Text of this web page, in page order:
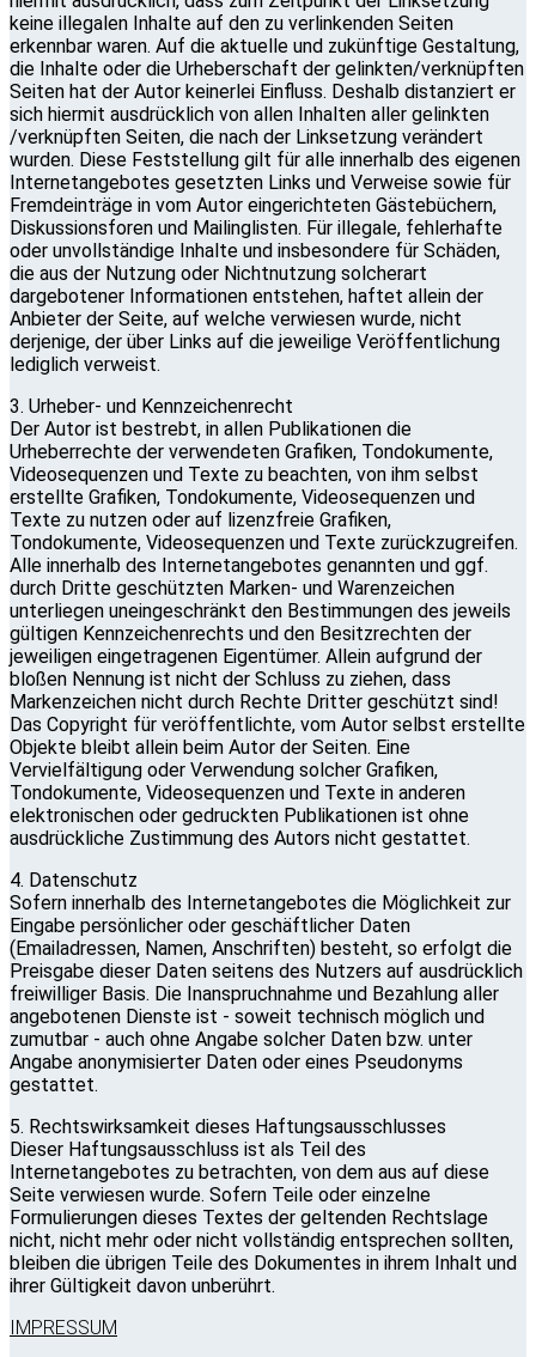
keine illegalen Inhalte auf den zu verlinkenden Seiten
erkennbar waren. Auf die aktuelle und zukünftige Gestaltung,
die Inhalte oder die Urheberschaft der gelinkten/verknüpften
Seiten hat der Autor keinerlei Einfluss. Deshalb distanziert er
sich hiermit ausdrücklich von allen Inhalten aller gelinkten
/verknüpften Seiten, die nach der Linksetzung verändert
wurden. Diese Feststellung gilt für alle innerhalb des eigenen
Internetangebotes gesetzten Links und Verweise sowie für
Fremdeinträge in vom Autor eingerichteten Gästebüchern,
Diskussionsforen und Mailinglisten. Für illegale, fehlerhafte
oder unvollständige Inhalte und insbesondere für Schäden,
die aus der Nutzung oder Nichtnutzung solcherart
dargebotener Informationen entstehen, haftet allein der
Anbieter der Seite, auf welche verwiesen wurde, nicht
derjenige, der über Links auf die jeweilige Veröffentlichung
lediglich verweist.
3. Urheber- und Kennzeichenrecht
Der Autor ist bestrebt, in allen Publikationen die
Urheberrechte der verwendeten Grafiken, Tondokumente,
Videosequenzen und Texte zu beachten, von ihm selbst
erstellte Grafiken, Tondokumente, Videosequenzen und
Texte zu nutzen oder auf lizenzfreie Grafiken,
Tondokumente, Videosequenzen und Texte zurückzugreifen.
Alle innerhalb des Internetangebotes genannten und ggf.
durch Dritte geschützten Marken- und Warenzeichen
unterliegen uneingeschränkt den Bestimmungen des jeweils
gültigen Kennzeichenrechts und den Besitzrechten der
jeweiligen eingetragenen Eigentümer. Allein aufgrund der
bloßen Nennung ist nicht der Schluss zu ziehen, dass
Markenzeichen nicht durch Rechte Dritter geschützt sind!
Das Copyright für veröffentlichte, vom Autor selbst erstellte
Objekte bleibt allein beim Autor der Seiten. Eine
Vervielfältigung oder Verwendung solcher Grafiken,
Tondokumente, Videosequenzen und Texte in anderen
elektronischen oder gedruckten Publikationen ist ohne
ausdrückliche Zustimmung des Autors nicht gestattet.
4. Datenschutz
Sofern innerhalb des Internetangebotes die Möglichkeit zur
Eingabe persönlicher oder geschäftlicher Daten
(Emailadressen, Namen, Anschriften) besteht, so erfolgt die
Preisgabe dieser Daten seitens des Nutzers auf ausdrücklich
freiwilliger Basis. Die Inanspruchnahme und Bezahlung aller
angebotenen Dienste ist - soweit technisch möglich und
zumutbar - auch ohne Angabe solcher Daten bzw. unter
Angabe anonymisierter Daten oder eines Pseudonyms
gestattet.
5. Rechtswirksamkeit dieses Haftungsausschlusses
Dieser Haftungsausschluss ist als Teil des
Internetangebotes zu betrachten, von dem aus auf diese
Seite verwiesen wurde. Sofern Teile oder einzelne
Formulierungen dieses Textes der geltenden Rechtslage
nicht, nicht mehr oder nicht vollständig entsprechen sollten,
bleiben die übrigen Teile des Dokumentes in ihrem Inhalt und
ihrer Gültigkeit davon unberührt.
IMPRESSUM